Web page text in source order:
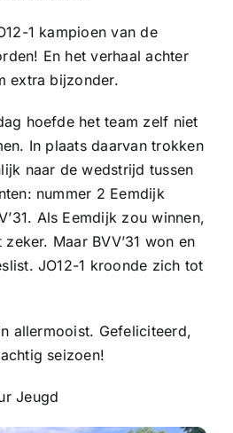
1 kampioen van de
En het verhaal achter
extra bijzonder.
hoefde het team zelf niet
In plaats daarvan trokken
naar de wedstrijd tussen
nummer 2 Eemdijk
Als Eemdijk zou winnen,
Maar BVV’31 won en
JO12-1 kroonde zich tot
allermooist. Gefeliciteerd,
seizoen!
Jeugd